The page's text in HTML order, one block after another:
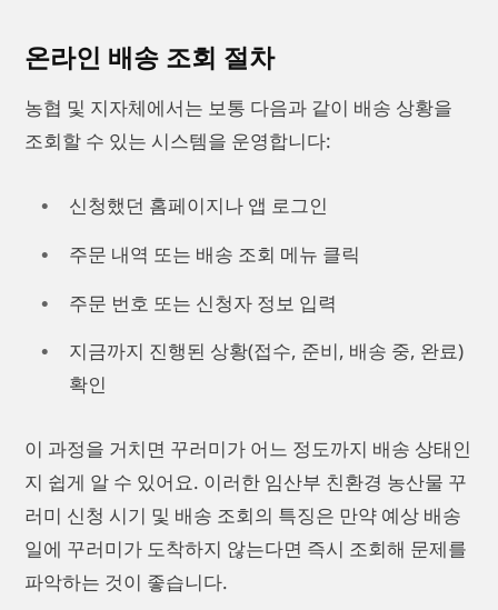
온라인 배송 조회 절차
농협 및 지자체에서는 보통 다음과 같이 배송 상황을
조회할 수 있는 시스템을 운영합니다:
신청했던 홈페이지나 앱 로그인
주문 내역 또는 배송 조회 메뉴 클릭
주문 번호 또는 신청자 정보 입력
지금까지 진행된 상황(접수, 준비, 배송 중, 완료)
확인
이 과정을 거치면 꾸러미가 어느 정도까지 배송 상태인
지 쉽게 알 수 있어요. 이러한 임산부 친환경 농산물 꾸
러미 신청 시기 및 배송 조회의 특징은 만약 예상 배송
일에 꾸러미가 도착하지 않는다면 즉시 조회해 문제를
파악하는 것이 좋습니다.